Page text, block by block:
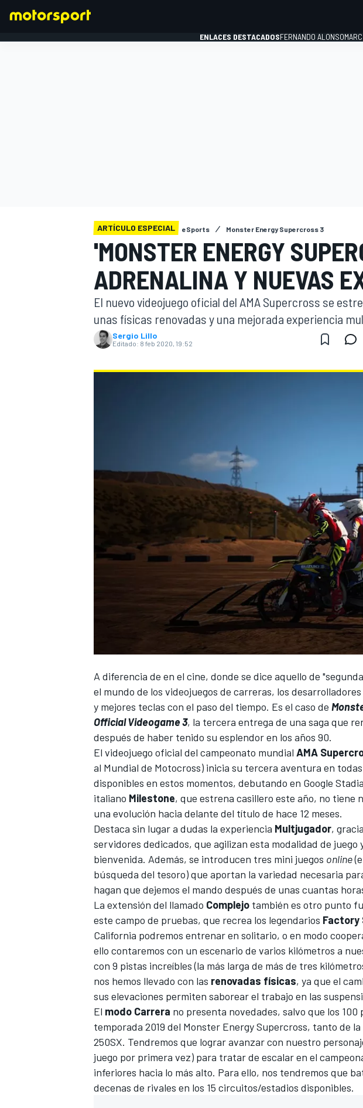
WEC FÓRMULA E
ENLACES DESTACADOSFERNANDO ALONSO
ARTÍCULO ESPECIAL eSports Monster Energy Supercross 3
'MONSTER ENERGY
ADRENALINA Y NUEVAS
El nuevo videojuego oficial del AMA Supercross se
unas físicas renovadas y una mejorada experiencia
Sergio Lillo
Editado: 8 feb 2020, 19:52
A diferencia de en el cine, donde se dice aquello de
el mundo de los videojuegos de carreras, los
y mejores teclas con el paso del tiempo. Es el caso de
Official Videogame 3, la tercera entrega de una saga que
después de haber tenido su esplendor en los años 90.
El videojuego oficial del campeonato mundial AMA
al Mundial de Motocross) inicia su tercera aventura en
disponibles en estos momentos, debutando en Google
italiano Milestone, que estrena casillero este año, no tiene
una evolución hacia delante del título de hace 12 meses.
Destaca sin lugar a dudas la experiencia Multjugador,
servidores dedicados, que agilizan esta modalidad de
bienvenida. Además, se introducen tres mini juegos online
búsqueda del tesoro) que aportan la variedad necesaria
hagan que dejemos el mando después de unas cuantas
La extensión del llamado Complejo también es otro punto
este campo de pruebas, que recrea los legendarios Factory
California podremos entrenar en solitario, o en modo
ello contaremos con un escenario de varios kilómetros a
con 9 pistas increíbles (la más larga de más de tres
nos hemos llevado con las renovadas físicas, ya que el
sus elevaciones permiten saborear el trabajo en las
El modo Carrera no presenta novedades, salvo que los
temporada 2019 del Monster Energy Supercross, tanto de
250SX. Tendremos que lograr avanzar con nuestro
juego por primera vez) para tratar de escalar en el
inferiores hacia lo más alto. Para ello, nos tendremos que
decenas de rivales en los 15 circuitos/estadios disponibles.